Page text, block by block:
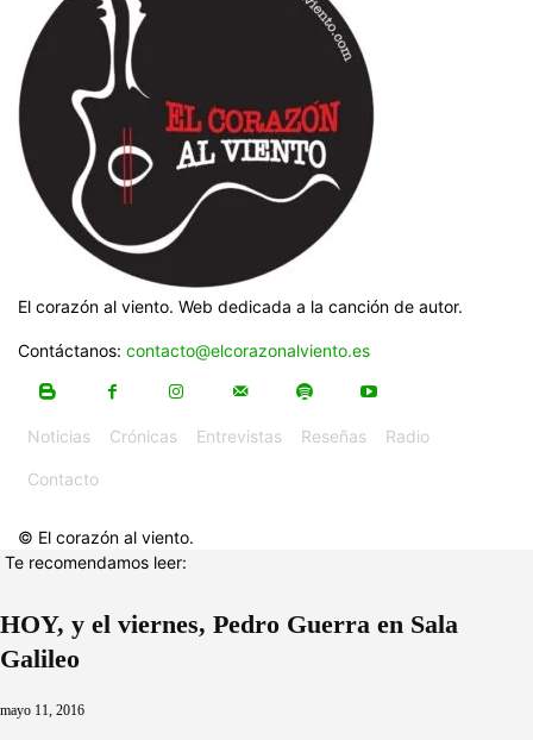
El corazón al viento. Web dedicada a la canción de autor.
Contáctanos: contacto@elcorazonalviento.es
Noticias Crónicas Entrevistas Reseñas Radio
Contacto
© El corazón al viento.
Te recomendamos leer:
HOY, y el viernes, Pedro Guerra en Sala
Galileo
mayo 11, 2016